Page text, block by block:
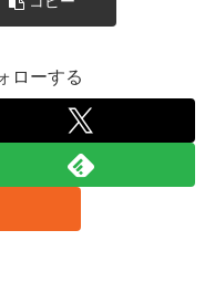
ローする